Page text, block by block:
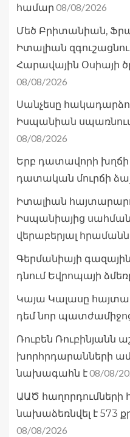
համար 08/08/2026
Մեծ Բրիտանիան,
Իտալիան
Հարավային Օսիայի
08/08/2026
Սանչեսը
Իսպանիան
08/08/2026
Երբ դատավորի խղճի
դատական մուրճի
Իտալիան
Իսպանիայից
վերաբերյալ
Գերմանիայի
դնում Եվրոպայի
Կայա Կալասը
դեմ նոր
Ռուբեն Ռուբինյանն
խորհրդարանների
նախագահն է08/08/
ԱԱԾ հաղորդումների
նախաձեռնվել է 573
08/08/2026